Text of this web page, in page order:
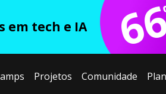
em tech e IA
Projetos Comunidade